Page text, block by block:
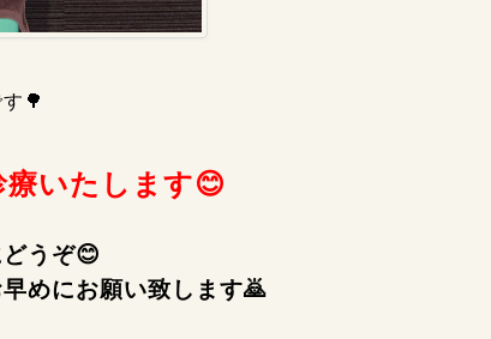
🌳
療いたします😊
うぞ😊
めにお願い致します🙇